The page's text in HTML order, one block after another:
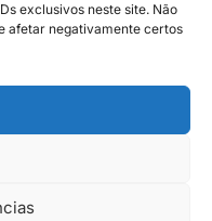
exclusivos neste site. Não
afetar negativamente certos
Masculino